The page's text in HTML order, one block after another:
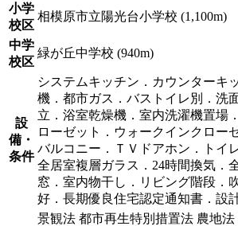
小学
校区
相模原市立陽光台小学校 (1,100m)
中学
校区
緑が丘中学校 (940m)
設
備・
条件
システムキッチン．カウンターキ
機．都市ガス．バストイレ別．洗
立．浴室乾燥機．室内洗濯機置場
ローゼット．ウォークインクロー
バルコニー．ＴＶドアホン．トイ
全居室複層ガラス．24時間換気．
窓．室内物干し．リビング階段．
好．長期優良住宅認定通知書．設
景観法 都市再生特別措置法 農地